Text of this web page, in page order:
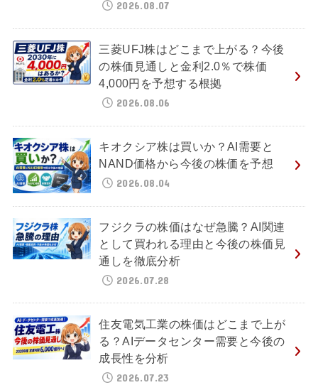
2026.08.07
三菱UFJ株はどこまで上がる？今後
の株価見通しと金利2.0％で株価
4,000円を予想する根拠
2026.08.06
キオクシア株は買いか？AI需要と
NAND価格から今後の株価を予想
2026.08.04
フジクラの株価はなぜ急騰？AI関連
として買われる理由と今後の株価見
通しを徹底分析
2026.07.28
住友電気工業の株価はどこまで上が
る？AIデータセンター需要と今後の
成長性を分析
2026.07.23